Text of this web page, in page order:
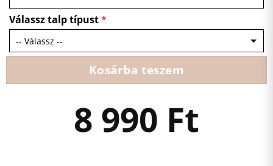
Válassz talp típust*
Kosárba teszem
8 990 Ft